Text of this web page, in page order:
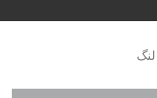
لنگ